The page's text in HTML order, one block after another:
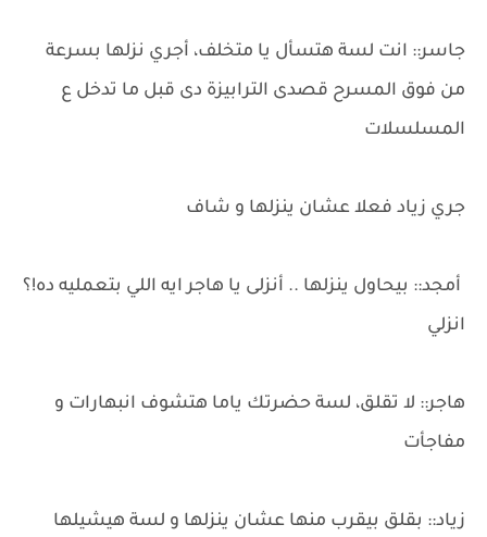
جاسر:: انت لسة هتسأل يا متخلف، أجري نزلها بسرعة
من فوق المسرح قصدى الترابيزة دى قبل ما تدخل ع
المسلسلات
جري زياد فعلا عشان ينزلها و شاف
أمجد:: بيحاول ينزلها .. أنزلى يا هاجر ايه اللي بتعمليه ده!؟
انزلي
هاجر:: لا تقلق، لسة حضرتك ياما هتشوف انبهارات و
مفاجأت
زياد:: بقلق بيقرب منها عشان ينزلها و لسة هيشيلها